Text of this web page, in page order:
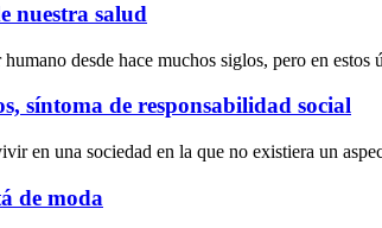
nuestra salud
desde hace muchos siglos, pero en
síntoma de responsabilidad social
en una sociedad en la que no existiera un
de moda